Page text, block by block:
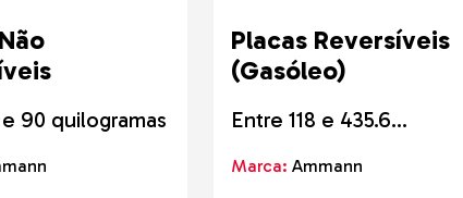
90 quilogramas
Placas Reversíveis
(Gasóleo)
Entre 118 e 435.6
Marca: Ammann